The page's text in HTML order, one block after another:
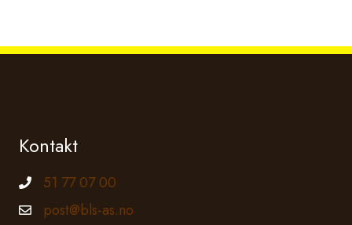
Kontakt
Telefonnummer
51 77 07 00
Epostadresse
post@bls-as.no